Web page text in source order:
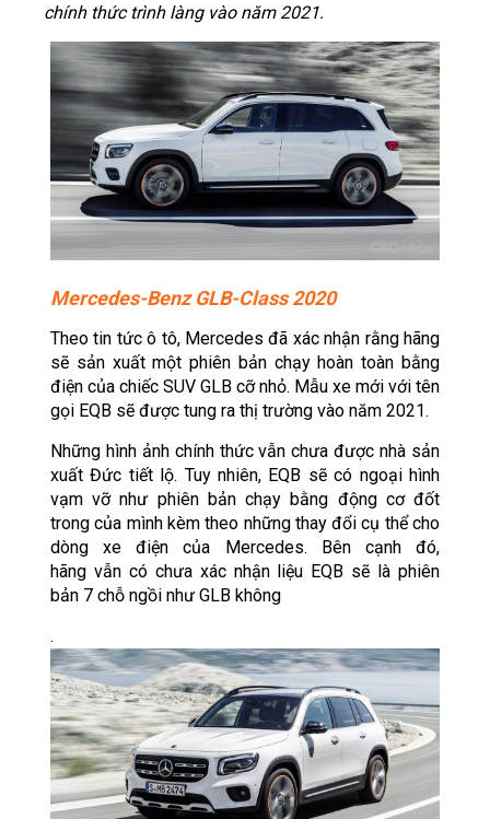
chính thức trình làng vào năm 2021.
Mercedes-Benz GLB-Class 2020
Theo tin tức ô tô, Mercedes đã xác nhận rằng hãng
sẽ sản xuất một phiên bản chạy hoàn toàn bằng
điện của chiếc SUV GLB cỡ nhỏ. Mẫu xe mới với tên
gọi EQB sẽ được tung ra thị trường vào năm 2021.
Những hình ảnh chính thức vẫn chưa được nhà sản
xuất Đức tiết lộ. Tuy nhiên, EQB sẽ có ngoại hình
vạm vỡ như phiên bản chạy bằng động cơ đốt
trong của mình kèm theo những thay đổi cụ thể cho
dòng xe điện của Mercedes. Bên cạnh đó,
hãng vẫn có chưa xác nhận liệu EQB sẽ là phiên
bản 7 chỗ ngồi như GLB không
.